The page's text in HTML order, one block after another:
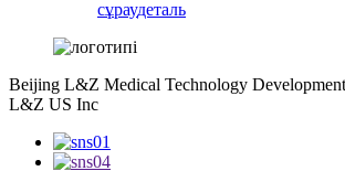
сұраудеталь
Beijing L&Z Medical Technology
L&Z US Inc